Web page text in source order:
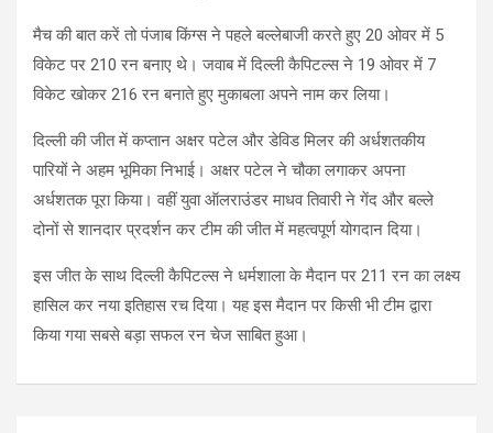
मैच की बात करें तो पंजाब किंग्स ने पहले बल्लेबाजी करते हुए 20 ओवर में 5
विकेट पर 210 रन बनाए थे। जवाब में दिल्ली कैपिटल्स ने 19 ओवर में 7
विकेट खोकर 216 रन बनाते हुए मुकाबला अपने नाम कर लिया।
दिल्ली की जीत में कप्तान अक्षर पटेल और डेविड मिलर की अर्धशतकीय
पारियों ने अहम भूमिका निभाई। अक्षर पटेल ने चौका लगाकर अपना
अर्धशतक पूरा किया। वहीं युवा ऑलराउंडर माधव तिवारी ने गेंद और बल्ले
दोनों से शानदार प्रदर्शन कर टीम की जीत में महत्वपूर्ण योगदान दिया।
इस जीत के साथ दिल्ली कैपिटल्स ने धर्मशाला के मैदान पर 211 रन का लक्ष्य
हासिल कर नया इतिहास रच दिया। यह इस मैदान पर किसी भी टीम द्वारा
किया गया सबसे बड़ा सफल रन चेज साबित हुआ।